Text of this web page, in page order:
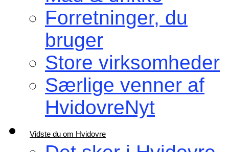
Forretninger, du
bruger
Store virksomheder
Særlige venner af
HvidovreNyt
Vidste du om Hvidovre